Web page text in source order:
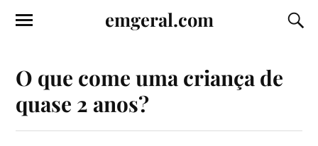
emgeral.com
O que come uma criança de
quase 2 anos?